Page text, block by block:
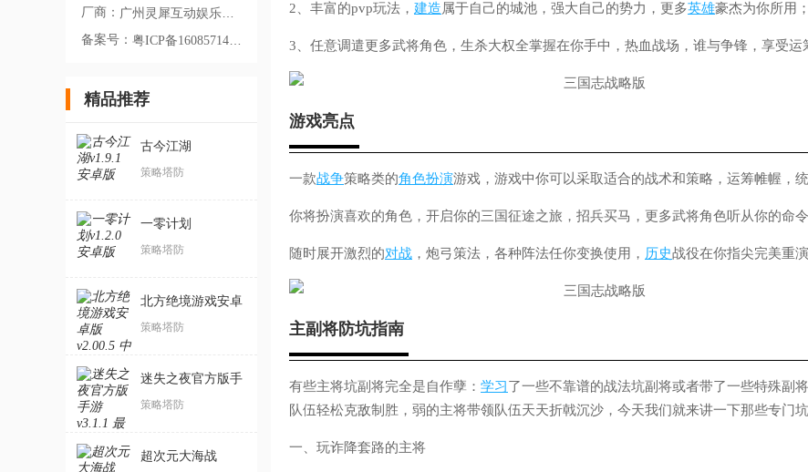
厂商： 广州灵犀互动娱乐有限公司
备案号： 粤ICP备16085714号-8A
精品推荐
古今江湖
策略塔防
一零计划
策略塔防
北方绝境游戏安卓
版
策略塔防
迷失之夜官方版手
游
策略塔防
超次元大海战
2、丰富的pvp玩法， 建造属于自己的城池，强大自己的势力，更多英雄豪杰为你所用；
3、任意调遣更多武将角色，生杀大权全掌握在你手中，热血战场，谁与争锋，享受运
游戏亮点
一款战争策略类的角色扮演游戏，游戏中你可以采取适合的战术和策略，运筹帷幄，统
你将扮演喜欢的角色，开启你的三国征途之旅，招兵买马，更多武将角色听从你的命令
随时展开激烈的对战 ，炮弓策法，各种阵法任你变换使用， 历史战役在你指尖完美重演
主副将防坑指南
有些主将坑副将完全是自作孽： 学习 了一些不靠谱的战法坑副将或者带了一些特殊副
队伍轻松克敌制胜，弱的主将带领队伍天天折戟沉沙，今天我们就来讲一下那些专门坑
一、玩诈降套路的主将